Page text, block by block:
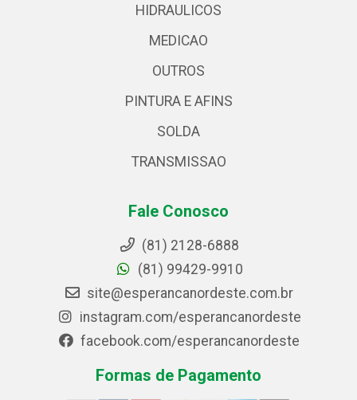
HIDRAULICOS
MEDICAO
OUTROS
PINTURA E AFINS
SOLDA
TRANSMISSAO
Fale Conosco
(81) 2128-6888
(81) 99429-9910
site@esperancanordeste.com.br
instagram.com/esperancanordeste
facebook.com/esperancanordeste
Formas de Pagamento